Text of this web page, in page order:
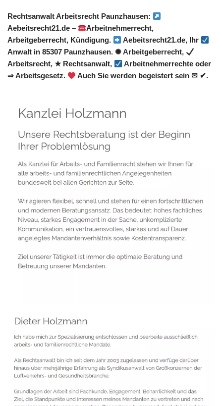
Rechtsanwalt Arbeitsrecht Paunzhausen:
Aebeitsrecht21.de –
Arbeitnehmerrecht,
Arbeitgeberrecht, Kündigung.
Aebeitsrecht21.de, Ihr
Anwalt in 85307 Paunzhausen. ✺ Arbeitgeberrecht,
Arbeitsrecht, ★ Rechtsanwalt,
Arbeitnehmerrechte oder
⇒ Arbeitsgesetz.
Auch Sie werden begeistert sein ✉ ✔.